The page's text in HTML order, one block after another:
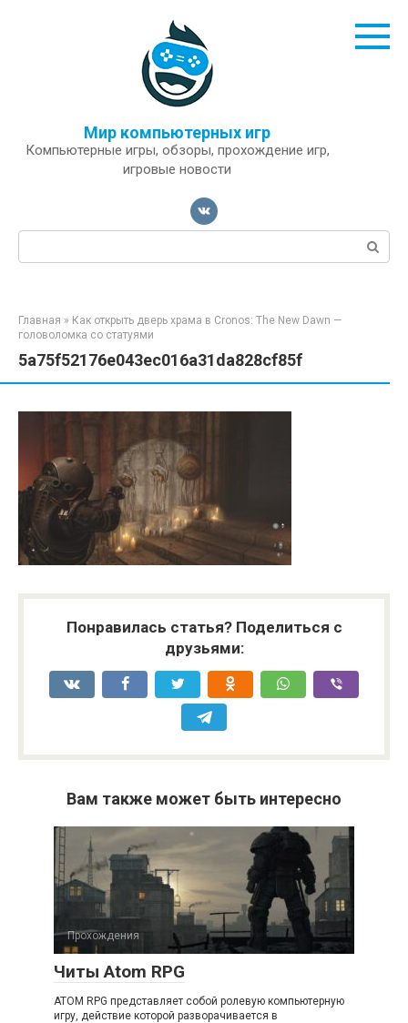
Мир компьютерных игр
Компьютерные игры, обзоры, прохождение игр,
игровые новости
Поиск:
Главная » Как открыть дверь храма в Cronos: The New Dawn —
головоломка со статуями
5a75f52176e043ec016a31da828cf85f
Понравилась статья? Поделиться с
друзьями:
Вам также может быть интересно
Прохождения
Читы Atom RPG
ATOM RPG представляет собой ролевую компьютерную
игру, действие которой разворачивается в